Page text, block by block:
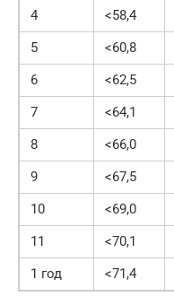
4
<58,4
5
<60,8
6
<62,5
7
<64,1
8
<66,0
9
<67,5
10
<69,0
11
<70,1
1 год
<71,4